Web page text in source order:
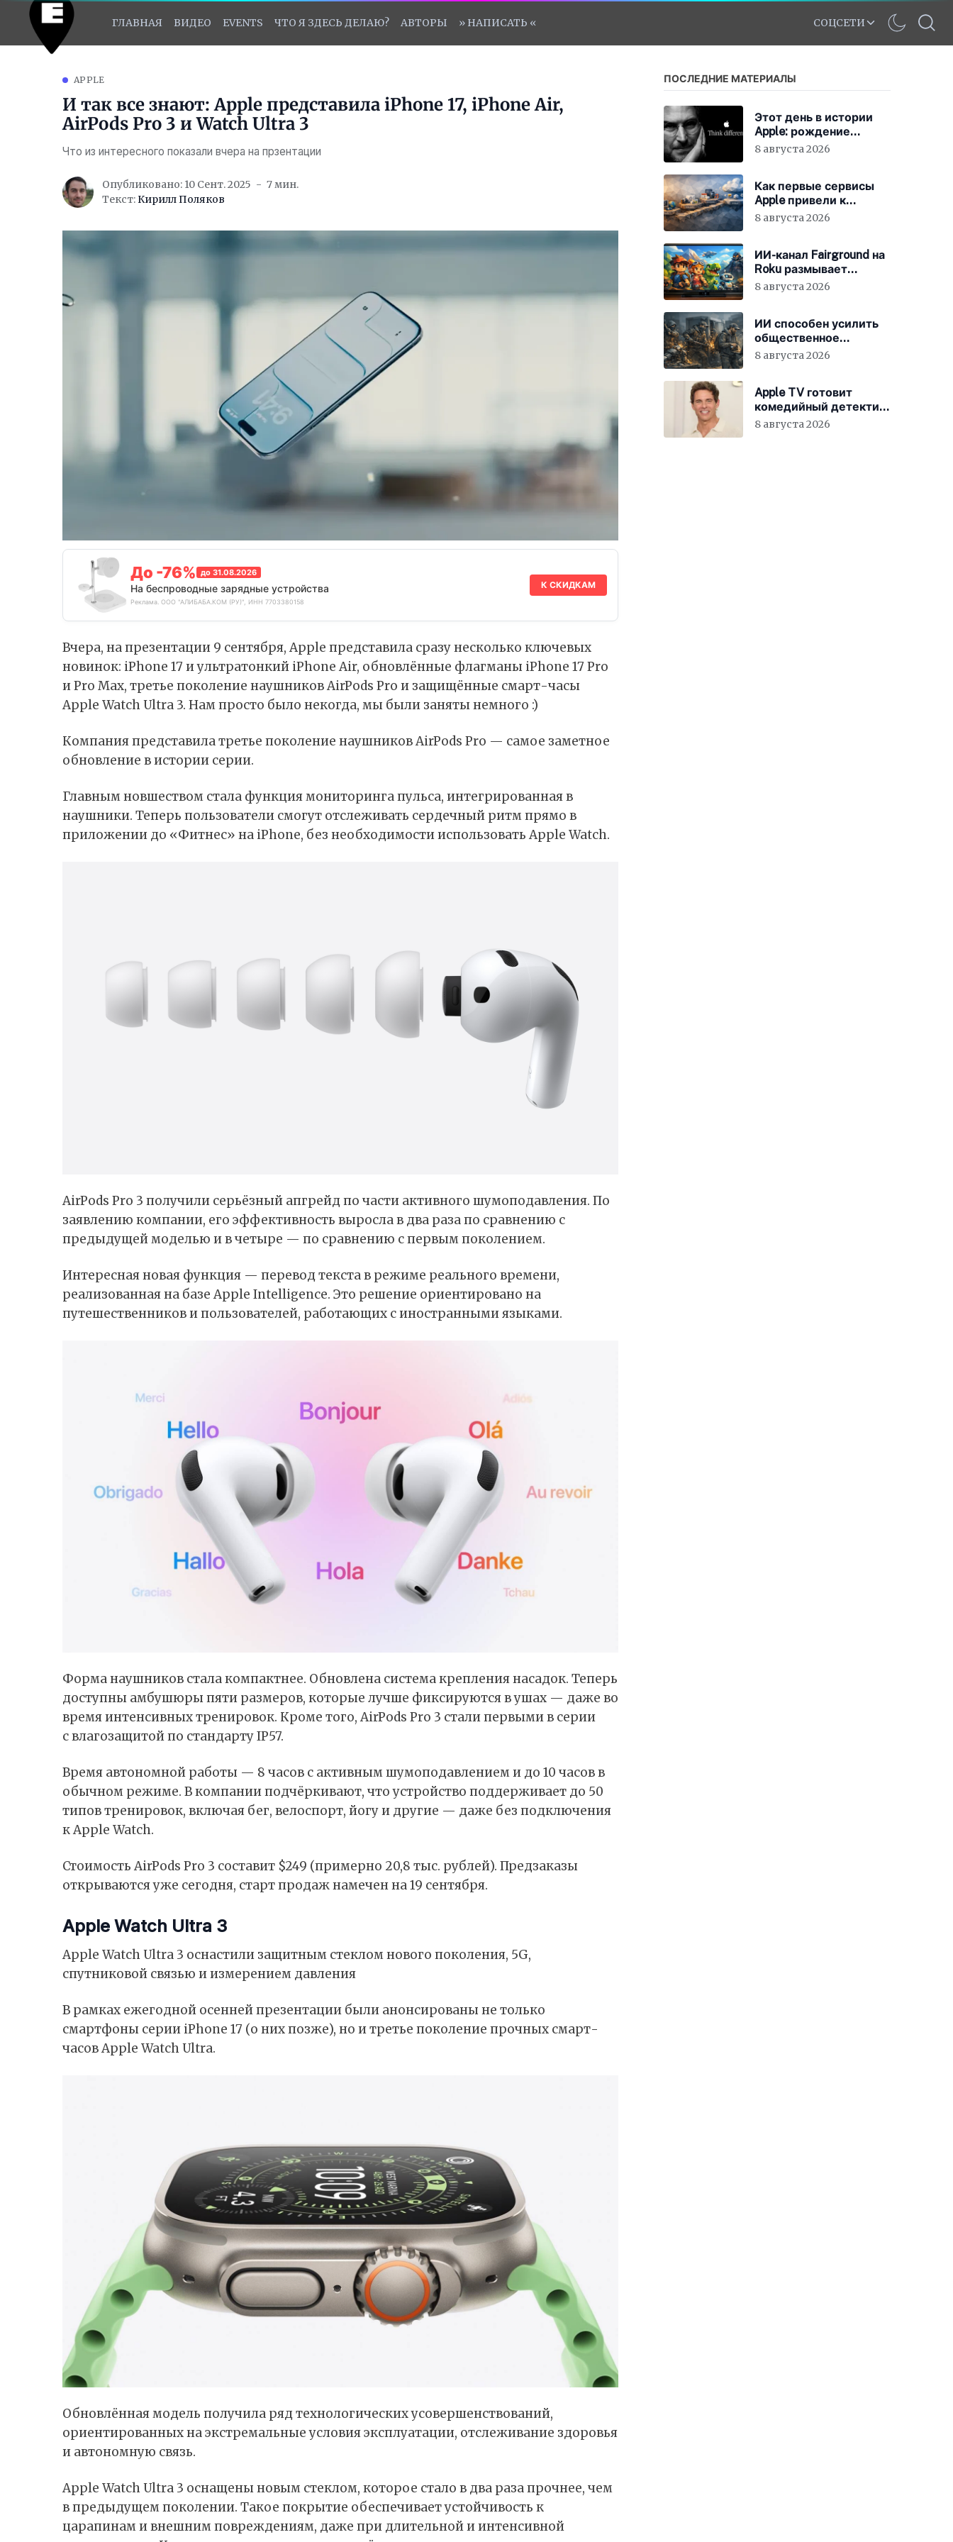
ГЛАВНАЯ ВИДЕО EVENTS ЧТО Я ЗДЕСЬ ДЕЛАЮ? АВТОРЫ » НАПИСАТЬ « СОЦСЕТИ
APPLE
И так все знают: Apple представила iPhone 17, iPhone Air,
AirPods Pro 3 и Watch Ultra 3
Что из интересного показали вчера на прзентации
Опубликовано: 10 Сент. 2025
7 мин.
Текст: Кирилл Поляков
До -76% до 31.08.2026
На беспроводные зарядные устройства
Реклама. ООО "АЛИБАБА.КОМ (РУ)", ИНН 7703380158
К СКИДКАМ
Вчера, на презентации 9 сентября, Apple представила сразу несколько ключевых
новинок: iPhone 17 и ультратонкий iPhone Air, обновлённые флагманы iPhone 17 Pro
и Pro Max, третье поколение наушников AirPods Pro и защищённые смарт-часы
Apple Watch Ultra 3. Нам просто было некогда, мы были заняты немного :)
Компания представила третье поколение наушников AirPods Pro — самое заметное
обновление в истории серии.
Главным новшеством стала функция мониторинга пульса, интегрированная в
наушники. Теперь пользователи смогут отслеживать сердечный ритм прямо в
приложении до «Фитнес» на iPhone, без необходимости использовать Apple Watch.
AirPods Pro 3 получили серьёзный апгрейд по части активного шумоподавления. По
заявлению компании, его эффективность выросла в два раза по сравнению с
предыдущей моделью и в четыре — по сравнению с первым поколением.
Интересная новая функция — перевод текста в режиме реального времени,
реализованная на базе Apple Intelligence. Это решение ориентировано на
путешественников и пользователей, работающих с иностранными языками.
Форма наушников стала компактнее. Обновлена система крепления насадок. Теперь
доступны амбушюры пяти размеров, которые лучше фиксируются в ушах — даже во
время интенсивных тренировок. Кроме того, AirPods Pro 3 стали первыми в серии
с влагозащитой по стандарту IP57.
Время автономной работы — 8 часов с активным шумоподавлением и до 10 часов в
обычном режиме. В компании подчёркивают, что устройство поддерживает до 50
типов тренировок, включая бег, велоспорт, йогу и другие — даже без подключения
к Apple Watch.
Стоимость AirPods Pro 3 составит $249 (примерно 20,8 тыс. рублей). Предзаказы
открываются уже сегодня, старт продаж намечен на 19 сентября.
Apple Watch Ultra 3
Apple Watch Ultra 3 оснастили защитным стеклом нового поколения, 5G,
спутниковой связью и измерением давления
В рамках ежегодной осенней презентации были анонсированы не только
смартфоны серии iPhone 17 (о них позже), но и третье поколение прочных смарт-
часов Apple Watch Ultra.
Обновлённая модель получила ряд технологических усовершенствований,
ориентированных на экстремальные условия эксплуатации, отслеживание здоровья
и автономную связь.
Apple Watch Ultra 3 оснащены новым стеклом, которое стало в два раза прочнее, чем
в предыдущем поколении. Такое покрытие обеспечивает устойчивость к
царапинам и внешним повреждениям, даже при длительной и интенсивной
ПОСЛЕДНИЕ МАТЕРИАЛЫ
Этот день в истории
Apple: рождение
нового слогана «Think
8 августа 2026
Как первые сервисы
Apple привели к
появлению iCloud
8 августа 2026
ИИ-канал Fairground на
Roku размывает
стандарты стриминга
8 августа 2026
ИИ способен усилить
общественное
недовольство во всём
8 августа 2026
Apple TV готовит
комедийный детектив
с Джеймсом
8 августа 2026